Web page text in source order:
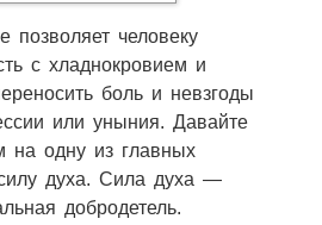
позволяет человеку
с хладнокровием и
боль и невзгоды
или уныния. Давайте
на одну из главных
духа. Сила духа —
добродетель.